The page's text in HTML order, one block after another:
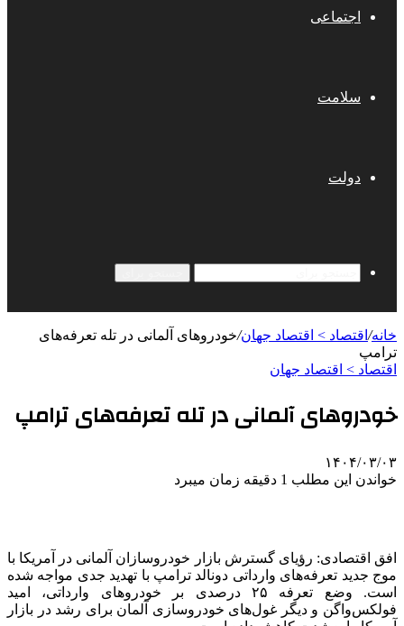
اجتماعی
سلامت
دولت
خانه/ اقتصاد > اقتصاد جهان/خودروهای آلمانی در تله تعرفه‌های
ترامپ
اقتصاد > اقتصاد جهان
خودروهای آلمانی در تله تعرفه‌های ترامپ
۱۴۰۴/۰۳/۰۳
خواندن این مطلب 1 دقیقه زمان میبرد
افق اقتصادی: رؤیای گسترش بازار خودروسازان آلمانی در آمریکا با
موج جدید تعرفه‌های وارداتی دونالد ترامپ با تهدید جدی مواجه شده
است. وضع تعرفه ۲۵ درصدی بر خودروهای وارداتی، امید
فولکس‌واگن و دیگر غول‌های خودروسازی آلمان برای رشد در بازار